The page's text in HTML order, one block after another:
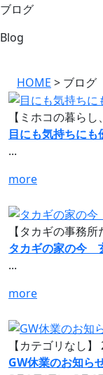
ブログ
Blog
HOME > ブログ
【ミホコの暮らし
目にも気持ちにも
...
more
【タカギの事務所
タカギの家の今
...
more
【カテゴリなし】
GW休業のお知ら